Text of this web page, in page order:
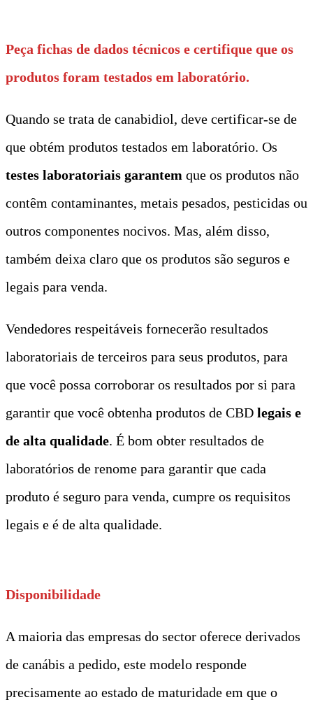
Peça fichas de dados técnicos e certifique que os
produtos foram testados em laboratório.
Quando se trata de canabidiol, deve certificar-se de
que obtém produtos testados em laboratório. Os
testes laboratoriais garantem que os produtos não
contêm contaminantes, metais pesados, pesticidas ou
outros componentes nocivos. Mas, além disso,
também deixa claro que os produtos são seguros e
legais para venda.
Vendedores respeitáveis fornecerão resultados
laboratoriais de terceiros para seus produtos, para
que você possa corroborar os resultados por si para
garantir que você obtenha produtos de CBD legais e
de alta qualidade. É bom obter resultados de
laboratórios de renome para garantir que cada
produto é seguro para venda, cumpre os requisitos
legais e é de alta qualidade.
Disponibilidade
A maioria das empresas do sector oferece derivados
de canábis a pedido, este modelo responde
precisamente ao estado de maturidade em que o